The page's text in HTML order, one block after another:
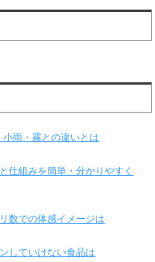
雨・霧との違いとは
仕組みを簡単・分かりやすく
数での体感イメージは
していけない食品は